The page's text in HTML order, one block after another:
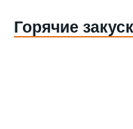
Горячие